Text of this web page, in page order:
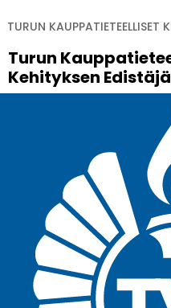
CURRENT:
TURUN KAUPPATIETEELLISET
Turun
Kehityksen